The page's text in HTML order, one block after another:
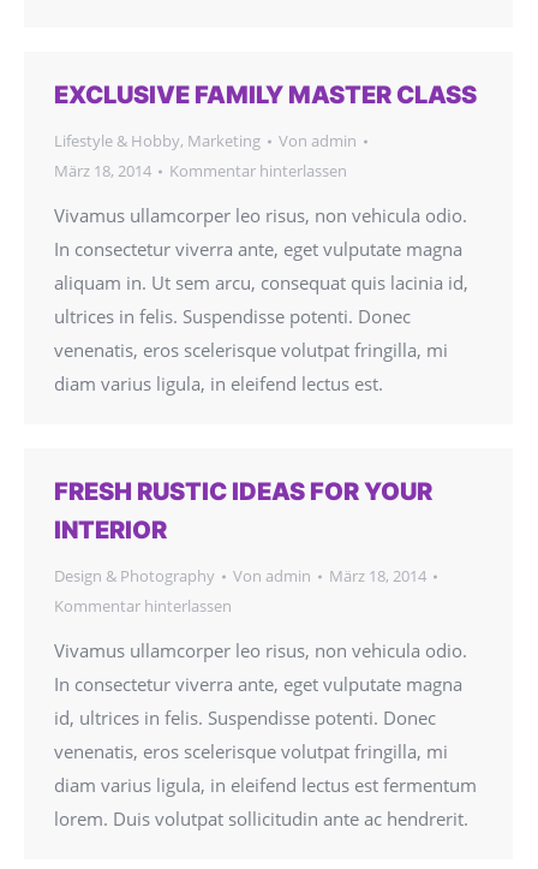
EXCLUSIVE FAMILY MASTER CLASS
Lifestyle & Hobby, Marketing Von admin
März 18, 2014
Kommentar hinterlassen
Vivamus ullamcorper leo risus, non vehicula odio.
In consectetur viverra ante, eget vulputate magna
aliquam in. Ut sem arcu, consequat quis lacinia id,
ultrices in felis. Suspendisse potenti. Donec
venenatis, eros scelerisque volutpat fringilla, mi
diam varius ligula, in eleifend lectus est.
FRESH RUSTIC IDEAS FOR YOUR
INTERIOR
Design & Photography Von admin
März 18, 2014
Kommentar hinterlassen
Vivamus ullamcorper leo risus, non vehicula odio.
In consectetur viverra ante, eget vulputate magna
id, ultrices in felis. Suspendisse potenti. Donec
venenatis, eros scelerisque volutpat fringilla, mi
diam varius ligula, in eleifend lectus est fermentum
lorem. Duis volutpat sollicitudin ante ac hendrerit.